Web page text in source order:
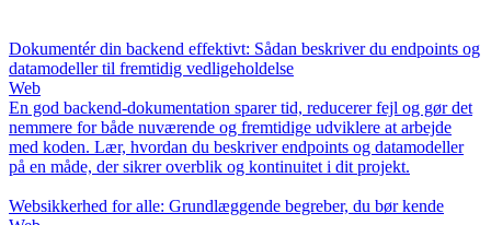
Dokumentér din backend effektivt: Sådan beskriver du endpoints og
datamodeller til fremtidig vedligeholdelse
Web
En god backend-dokumentation sparer tid, reducerer fejl og gør det
nemmere for både nuværende og fremtidige udviklere at arbejde
med koden. Lær, hvordan du beskriver endpoints og datamodeller
på en måde, der sikrer overblik og kontinuitet i dit projekt.
Websikkerhed for alle: Grundlæggende begreber, du bør kende